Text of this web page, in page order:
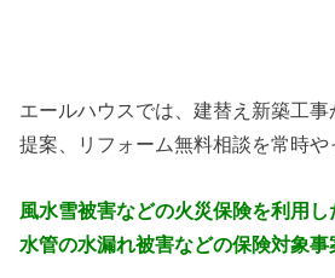
エールハウスでは、建替え新築工
提案、リフォーム無料相談を常時や
風水雪被害などの火災保険を利用
水管の水漏れ被害などの保険対象事